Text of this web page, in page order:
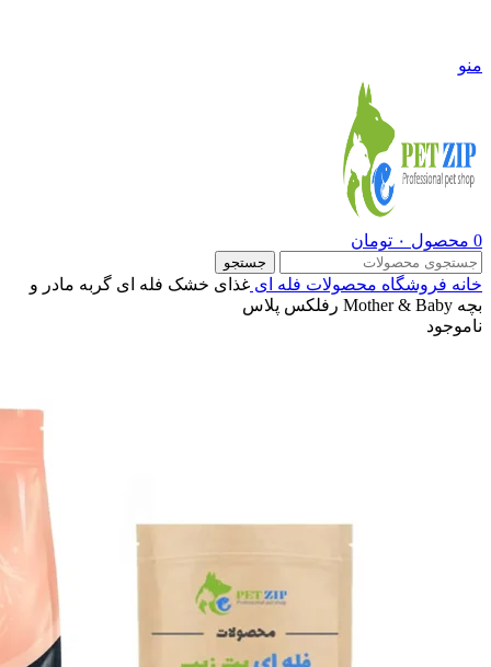
منو
0 محصول ۰ تومان
جستجو
خانه فروشگاه محصولات فله ای غذای خشک فله ای گربه مادر و
بچه Mother & Baby رفلکس پلاس
ناموجود